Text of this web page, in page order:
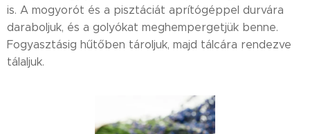
is. A mogyorót és a pisztáciát aprítógéppel durvára
daraboljuk, és a golyókat meghempergetjük benne.
Fogyasztásig hűtőben tároljuk, majd tálcára rendezve
tálaljuk.